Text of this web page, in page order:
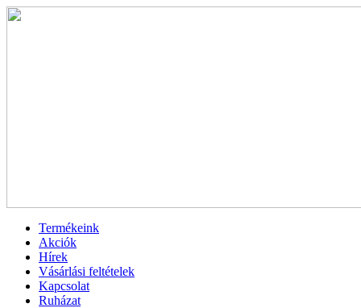
Termékeink
Akciók
Hírek
Vásárlási feltételek
Kapcsolat
Ruházat